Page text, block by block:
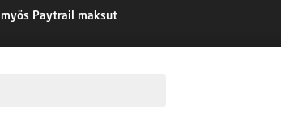
Paytrail maksut